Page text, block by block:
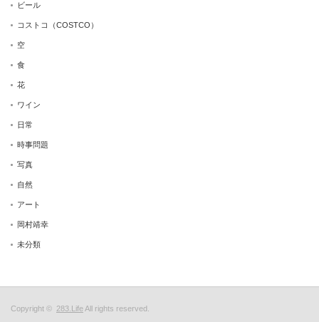
ビール
コストコ（COSTCO）
空
食
花
ワイン
日常
時事問題
写真
自然
アート
岡村靖幸
未分類
Copyright © 283.LifeAll rights reserved.